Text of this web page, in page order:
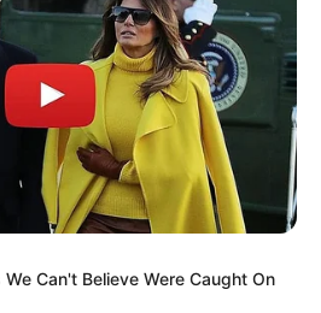
Can't Believe Were Caught On